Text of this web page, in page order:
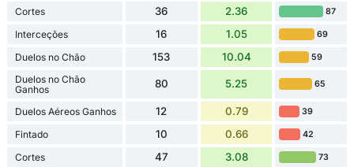
Cortes 36 2.36 87
Interceções 16 1.05 69
Duelos no Chão 153 10.04 59
Duelos no Chão
Ganhos
80 5.25 65
Duelos Aéreos Ganhos 12 0.79 39
Fintado 10 0.66 42
Cortes 47 3.08 73